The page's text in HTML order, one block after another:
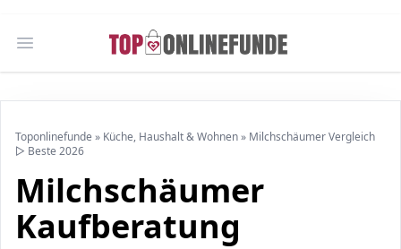
Open main menu
Toponlinefunde » Küche, Haushalt & Wohnen» Milchschäumer Vergleich
▷ Beste 2026
Milchschäumer
Kaufberatung